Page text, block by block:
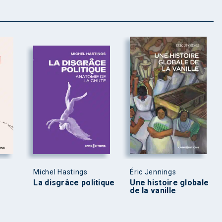
Michel Hastings
La disgrâce politique
Éric Jennings
Une histoire globale
de la vanille